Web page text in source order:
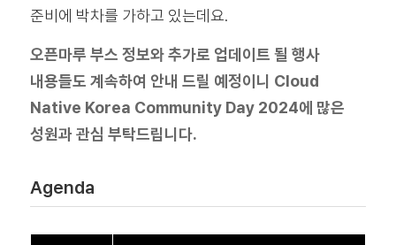
준비에 박차를 가하고 있는데요.
오픈마루 부스 정보와 추가로 업데이트 될 행사
내용들도 계속하여 안내 드릴 예정이니 Cloud
Native Korea Community Day 2024에 많은
성원과 관심 부탁드립니다.
Agenda